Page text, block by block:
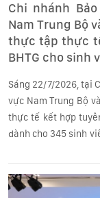
Chi nhánh
Nam Trung Bộ
thực tập thực
BHTG cho sinh
Sáng 22/7/2026, tại
vực Nam Trung Bộ
thực tế kết hợp
dành cho 345 sinh